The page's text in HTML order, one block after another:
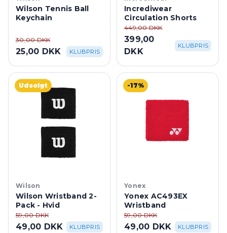
Wilson Tennis Ball
Keychain
30,00 DKK
25,00 DKK KLUBPRIS
Incrediwear
Circulation Shorts
449,00 DKK
399,00
DKK
KLUBPRIS
Udsolgt
Wilson
Wilson Wristband 2-
Pack - Hvid
59,00 DKK
49,00 DKK KLUBPRIS
-17%
Yonex
Yonex AC493EX
Wristband
59,00 DKK
49,00 DKK KLUBPRIS